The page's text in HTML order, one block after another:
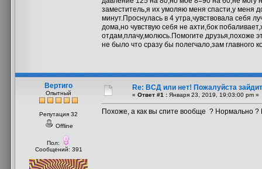
заместитель,я их умоляю меня спасти,у меня
минут.Проснулась в 4 утра,чувствовала себя
дома,но чувствую себя не ахти,бок
отдам,плачу,молюсь.Помогите друзья,похоже
не было что сразу бы полегчало,зам главного
Вертиго
Опытный
Репутация 32
Offline
Пол:
Сообщений: 391
Re: ВСД или нет! Пожалуйста
« Ответ #1 : Января 23, 2019, 19:03:00 pm »
Похоже, а как вы спите вообще ? Нормально ?